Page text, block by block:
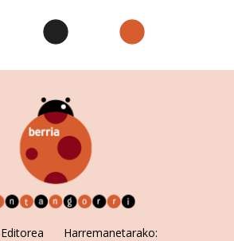
hau onartuz gero, teknologia hori
esplizitua ematen diguzu.
Harremanetarako: